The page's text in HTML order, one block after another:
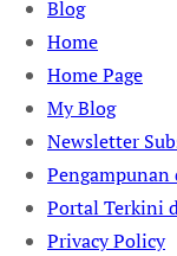
Blog
Home
Home Page
My Blog
Newsletter
Pengampunan
Portal Terkini
Privacy Policy